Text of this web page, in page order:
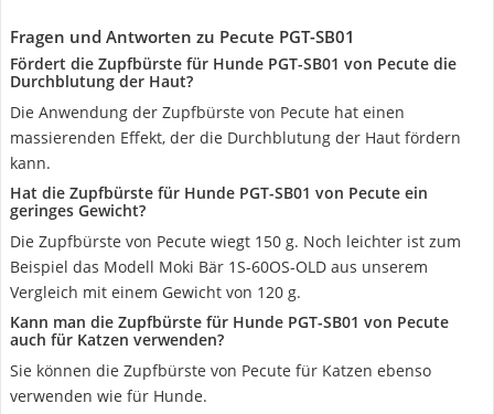
Fragen und Antworten zu Pecute ‎PGT-SB01
Fördert die Zupfbürste für Hunde PGT-SB01 von Pecute die
Durchblutung der Haut?
Die Anwendung der Zupfbürste von Pecute hat einen
massierenden Effekt, der die Durchblutung der Haut fördern
kann.
Hat die Zupfbürste für Hunde PGT-SB01 von Pecute ein
geringes Gewicht?
Die Zupfbürste von Pecute wiegt 150 g. Noch leichter ist zum
Beispiel das Modell Moki Bär ‎1S-60OS-OLD aus unserem
Vergleich mit einem Gewicht von 120 g.
Kann man die Zupfbürste für Hunde PGT-SB01 von Pecute
auch für Katzen verwenden?
Sie können die Zupfbürste von Pecute für Katzen ebenso
verwenden wie für Hunde.